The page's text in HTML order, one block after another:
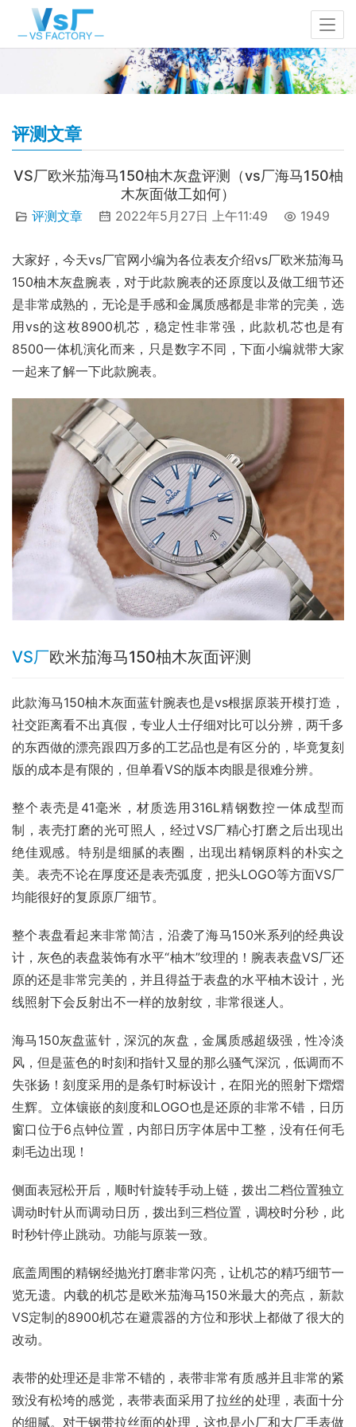
评测文章
VS厂欧米茄海马150柚木灰盘评测（vs厂海马150柚
木灰面做工如何）
评测文章 2022年5月27日 上午11:49 1949
大家好，今天vs厂官网小编为各位表友介绍vs厂欧米茄海马
150柚木灰盘腕表，对于此款腕表的还原度以及做工细节还
是非常成熟的，无论是手感和金属质感都是非常的完美，选
用vs的这枚8900机芯，稳定性非常强，此款机芯也是有
8500一体机演化而来，只是数字不同，下面小编就带大家
一起来了解一下此款腕表。
VS厂欧米茄海马150柚木灰面评测
此款海马150柚木灰面蓝针腕表也是vs根据原装开模打造，
社交距离看不出真假，专业人士仔细对比可以分辨，两千多
的东西做的漂亮跟四万多的工艺品也是有区分的，毕竟复刻
版的成本是有限的，但单看VS的版本肉眼是很难分辨。
整个表壳是41毫米，材质选用316L精钢数控一体成型而
制，表壳打磨的光可照人，经过VS厂精心打磨之后出现出
绝佳观感。特别是细腻的表圈，出现出精钢原料的朴实之
美。表壳不论在厚度还是表壳弧度，把头LOGO等方面VS厂
均能很好的复原原厂细节。
整个表盘看起来非常简洁，沿袭了海马150米系列的经典设
计，灰色的表盘装饰有水平“柚木”纹理的！腕表表盘VS厂还
原的还是非常完美的，并且得益于表盘的水平柚木设计，光
线照射下会反射出不一样的放射纹，非常很迷人。
海马150灰盘蓝针，深沉的灰盘，金属质感超级强，性冷淡
风，但是蓝色的时刻和指针又显的那么骚气深沉，低调而不
失张扬！刻度采用的是条钉时标设计，在阳光的照射下熠熠
生辉。立体镶嵌的刻度和LOGO也是还原的非常不错，日历
窗口位于6点钟位置，内部日历字体居中工整，没有任何毛
刺毛边出现！
侧面表冠松开后，顺时针旋转手动上链，拨出二档位置独立
调动时针从而调动日历，拨出到三档位置，调校时分秒，此
时秒针停止跳动。功能与原装一致。
底盖周围的精钢经抛光打磨非常闪亮，让机芯的精巧细节一
览无遗。内载的机芯是欧米茄海马150米最大的亮点，新款
VS定制的8900机芯在避震器的方位和形状上都做了很大的
改动。
表带的处理还是非常不错的，表带非常有质感并且非常的紧
致没有松垮的感觉，表带表面采用了拉丝的处理，表面十分
的细腻。对于钢带拉丝面的处理，这也是小厂和大厂手表做